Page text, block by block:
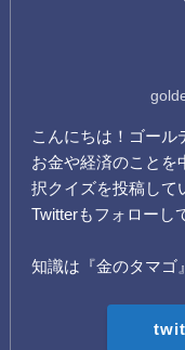
こんにちは！ゴール
お金や経済のことを
択クイズを投稿して
Twitterもフォローし
知識は『金のタマ